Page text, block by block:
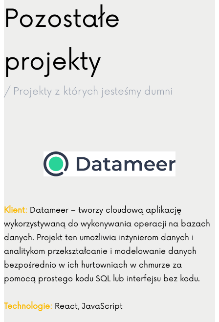
Pozostałe
projekty
/ Projekty z których jesteśmy dumni
Klient: Datameer – tworzy cloudową aplikację
wykorzystywaną do wykonywania operacji na bazach
danych. Projekt ten umożliwia inżynierom danych i
analitykom przekształcanie i modelowanie danych
bezpośrednio w ich hurtowniach w chmurze za
pomocą prostego kodu SQL lub interfejsu bez kodu.
Technologie: React, JavaScript